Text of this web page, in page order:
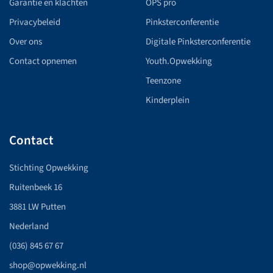
Garantie en klachten
Privacybeleid
Over ons
Contact opnemen
OPS pro
Pinksterconferentie
Digitale Pinksterconferentie
Youth.Opwekking
Teenzone
Kinderplein
Contact
Stichting Opwekking
Ruitenbeek 16
3881 LW Putten
Nederland
(036) 845 67 67
shop@opwekking.nl